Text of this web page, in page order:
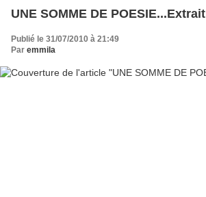
UNE SOMME DE POESIE...Extrait
Publié le 31/07/2010 à 21:49
Par emmila